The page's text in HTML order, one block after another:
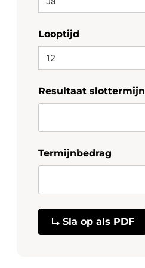
Looptijd
Resultaat slottermijn
Termijnbedrag